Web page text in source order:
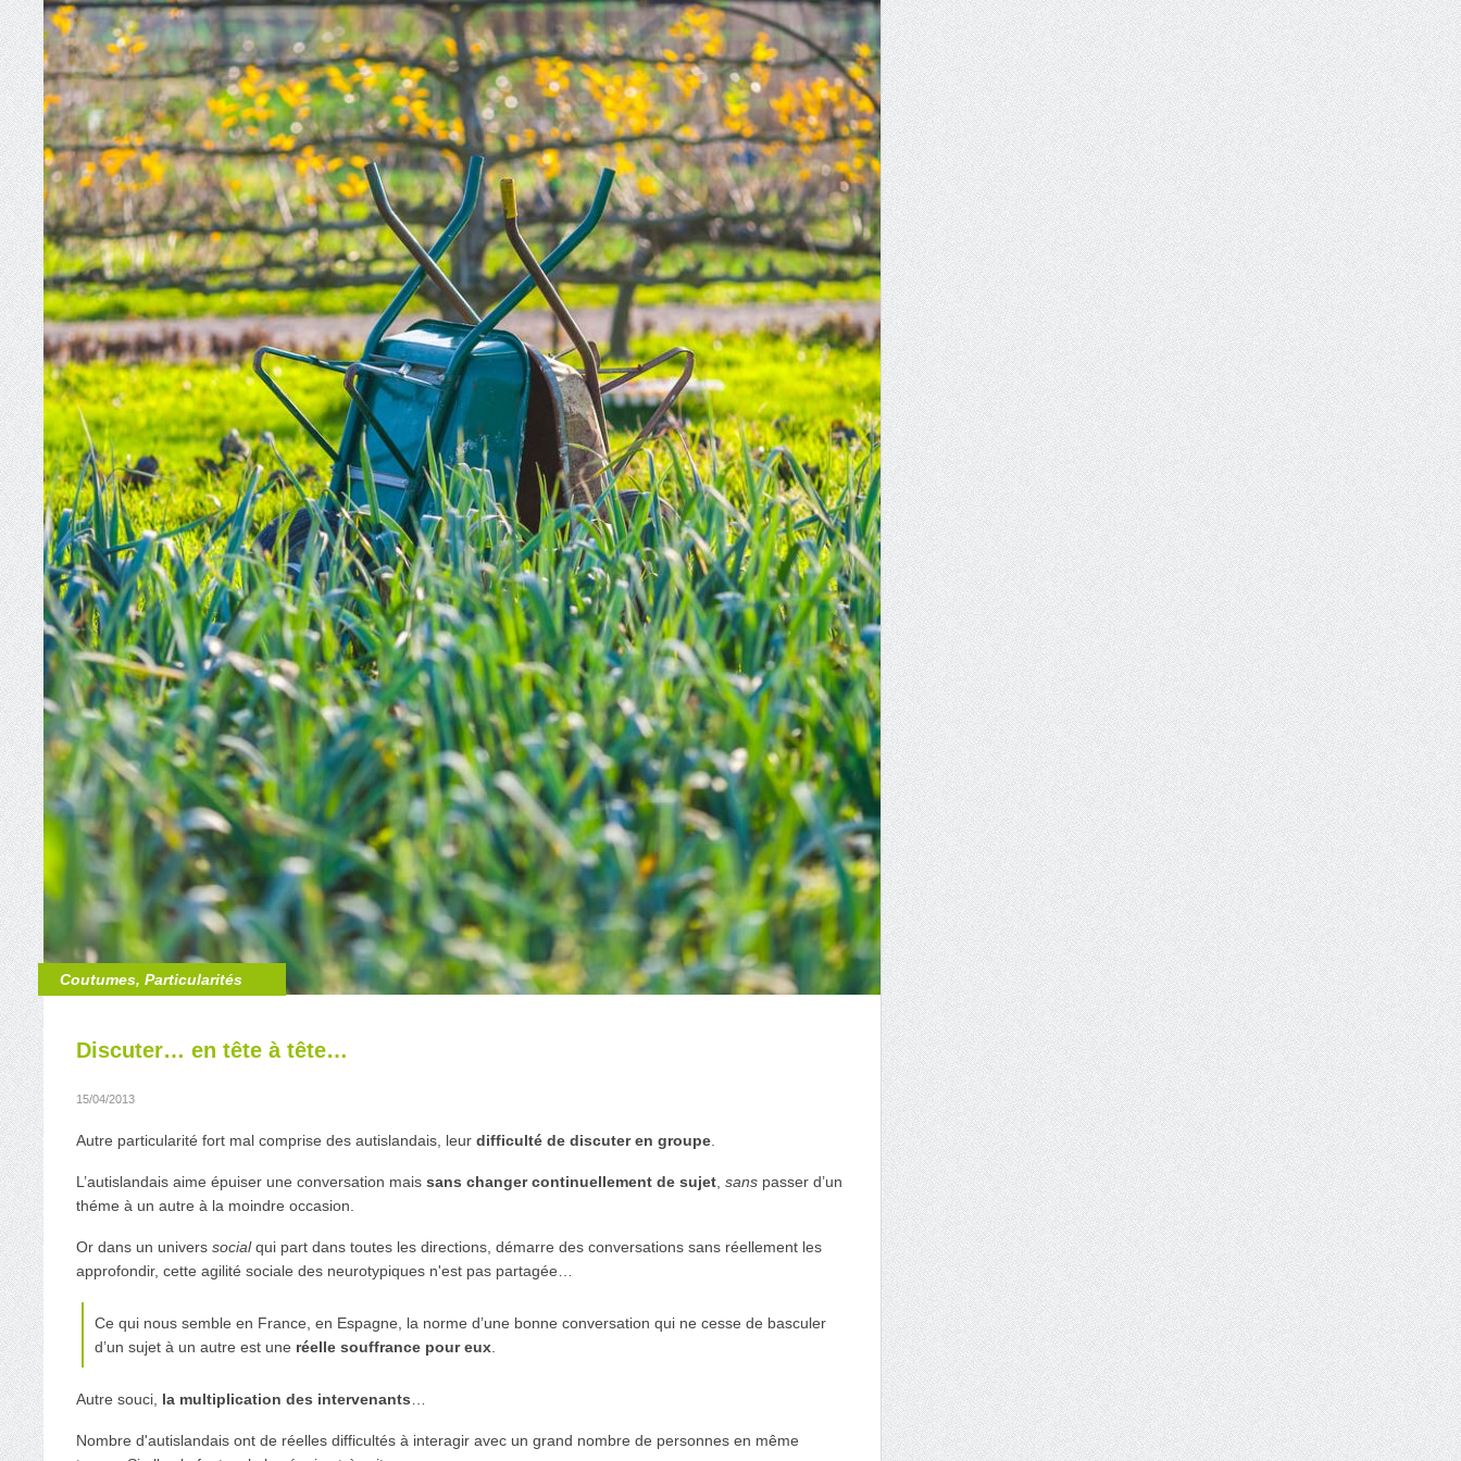
Coutumes,Particularités
Discuter… en tête à tête…
15/04/2013
Autre particularité fort mal comprise des autislandais, leurdifficulté de discuter en groupe
L’autislandais aime épuiser une conversation maissans changer continuellement de sujet ,sans passer d’un
théme à un autre à la moindre occasion.
Or dans un universsocialqui part dans toutes les directions, démarre des conversations sans réellement les
approfondir, cette agilité sociale des neurotypiques n'est pas partagée…
Ce qui nous semble en France, en Espagne, la norme d’une bonne conversation qui ne cesse de basculer
d’un sujet à un autre est une réelle souffrance pour eux
Autre souci, la multiplication des intervenants
Nombre d'autislandais ont de réelles difficultés à interagir avec un grand nombre de personnes en même